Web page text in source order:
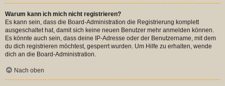
Warum kann ich mich nicht registrieren?
Es kann sein, dass die Board-Administration die Registrierung komplett
ausgeschaltet hat, damit sich keine neuen Benutzer mehr anmelden können.
Es könnte auch sein, dass deine IP-Adresse oder der Benutzername, mit dem
du dich registrieren möchtest, gesperrt wurden. Um Hilfe zu erhalten, wende
dich an die Board-Administration.
Nach oben